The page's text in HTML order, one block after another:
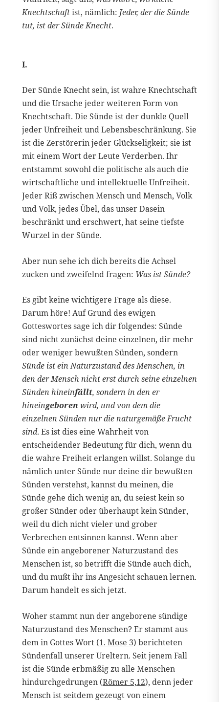
Knechtschaftist, nämlich: Jeder, der die Sünde
tut, ist der Sünde Knecht.
I.
Der Sünde Knecht sein, ist wahre Knechtschaft
und die Ursache jeder weiteren Form von
Knechtschaft. Die Sünde ist der dunkle Quell
jeder Unfreiheit und Lebensbeschränkung. Sie
ist die Zerstörerin jeder Glückseligkeit; sie ist
mit einem Wort der Leute Verderben. Ihr
entstammt sowohl die politische als auch die
wirtschaftliche und intellektuelle Unfreiheit.
Jeder Riß zwischen Mensch und Mensch, Volk
und Volk, jedes Übel, das unser Dasein
beschränkt und erschwert, hat seine tiefste
Wurzel in der Sünde.
Aber nun sehe ich dich bereits die Achsel
zucken und zweifelnd fragen: Was ist Sünde?
Es gibt keine wichtigere Frage als diese.
Darum höre! Auf Grund des ewigen
Gotteswortes sage ich dir folgendes: Sünde
sind nicht zunächst deine einzelnen, dir mehr
oder weniger bewußten Sünden, sondern
Sünde ist ein Naturzustand des Menschen, in
den der Mensch nicht erst durch seine einzelnen
Sünden hineinfällt, sondern in den er
hineingeborenwird, und von dem die
einzelnen Sünden nur die naturgemäße Frucht
sind. Es ist dies eine Wahrheit von
entscheidender Bedeutung für dich, wenn du
die wahre Freiheit erlangen willst. Solange du
nämlich unter Sünde nur deine dir bewußten
Sünden verstehst, kannst du meinen, die
Sünde gehe dich wenig an, du seiest kein so
großer Sünder oder überhaupt kein Sünder,
weil du dich nicht vieler und grober
Verbrechen entsinnen kannst. Wenn aber
Sünde ein angeborener Naturzustand des
Menschen ist, so betrifft die Sünde auch dich,
und du mußt ihr ins Angesicht schauen lernen.
Darum handelt es sich jetzt.
Woher stammt nun der angeborene sündige
Naturzustand des Menschen? Er stammt aus
dem in Gottes Wort (1. Mose 3) berichteten
Sündenfall unserer Ureltern. Seit jenem Fall
ist die Sünde erbmäßig zu alle Menschen
hindurchgedrungen (Römer 5,12), denn jeder
Mensch ist seitdem gezeugt von einem